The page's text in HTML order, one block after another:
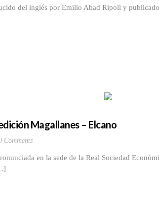
del inglés por Emilio Abad Ripoll y
Magallanes – Elcano
Comments
en la sede de la Real Sociedad